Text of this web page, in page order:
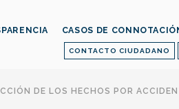
CONTACTO CIUDADANO
CASOS DE
DE LOS HECHOS POR